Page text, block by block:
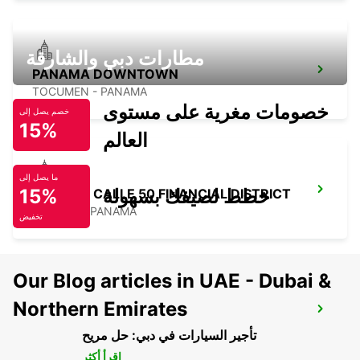
PANAMA DOWNTOWN
TOCUMEN - PANAMA
PANAMA CALLE 50 FINANCIAL DISTRICT
PANAMA - PANAMA
PANAMA PAITILLA
TOCUMEN - PANAMA
مطارات دبي والشارقة
خصم يصل إلى
15%
خصومات مغرية على مستوى
العالم
ما يصل إلى
15%
تخفيض
خطط لصيفك بسهولة
Our Blog articles in UAE - Dubai &
Northern Emirates
تأجير السيارات في دبي: حل مريح
اقرأ أكثر